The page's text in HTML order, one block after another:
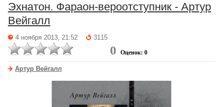
Эхнатон. Фараон-вероотступник - Артур
Вейгалл
4 ноября 2013, 21:52 3115
0 Оценок: 0
Артур Вейгалл